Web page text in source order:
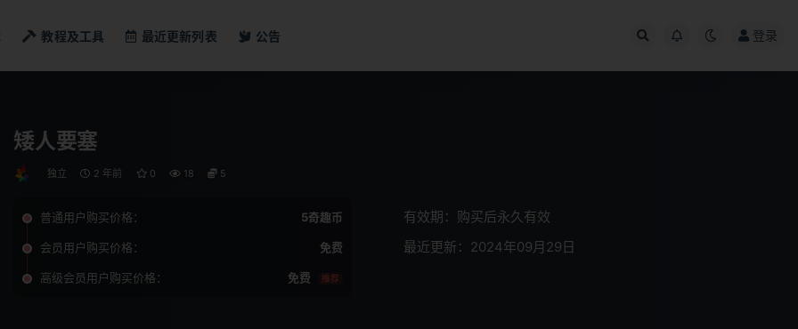
教程及工具 最近更新列表 公告 登录
矮人要塞
独立 2 年前 0 18 5
普通用户购买价格： 5奇趣币
会员用户购买价格： 免费
高级会员用户购买价格： 免费 推荐
有效期：购买后永久有效
最近更新：2024年09月29日